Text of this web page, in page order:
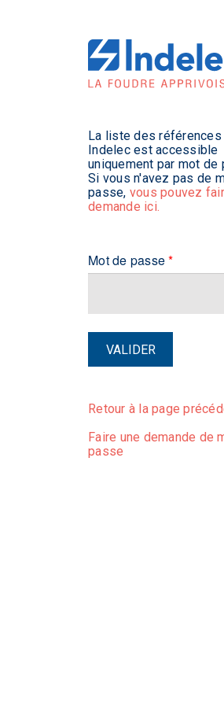
La liste des références
Indelec est accessible
uniquement par mot de
Si vous n'avez pas de
passe, vous pouvez
demande ici.
Mot de passe*
VALIDER
Retour à la page
Faire une demande de
passe